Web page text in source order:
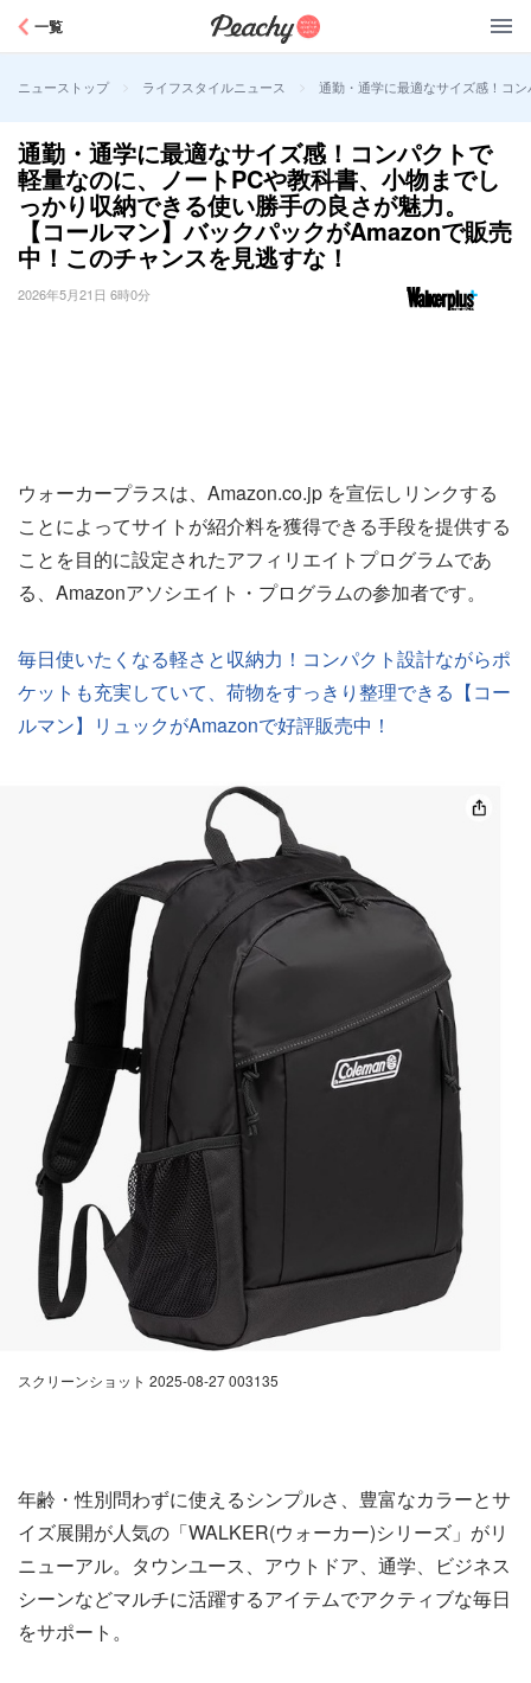
一覧
ニューストップ > ライフスタイルニュース > 通勤・通学に最適なサイズ感！コ
通勤・通学に最適なサイズ感！コンパクトで
軽量なのに、ノートPCや教科書、小物までし
っかり収納できる使い勝手の良さが魅力。
【コールマン】バックパックがAmazonで販売
中！このチャンスを見逃すな！
2026年5月21日 6時0分
ウォーカープラスは、Amazon.co.jp を宣伝しリンクする
ことによってサイトが紹介料を獲得できる手段を提供する
ことを目的に設定されたアフィリエイトプログラムであ
る、Amazonアソシエイト・プログラムの参加者です。
毎日使いたくなる軽さと収納力！コンパクト設計ながらポ
ケットも充実していて、荷物をすっきり整理できる【コー
ルマン】リュックがAmazonで好評販売中！
スクリーンショット 2025-08-27 003135
年齢・性別問わずに使えるシンプルさ、豊富なカラーとサ
イズ展開が人気の「WALKER(ウォーカー)シリーズ」がリ
ニューアル。タウンユース、アウトドア、通学、ビジネス
シーンなどマルチに活躍するアイテムでアクティブな毎日
をサポート。